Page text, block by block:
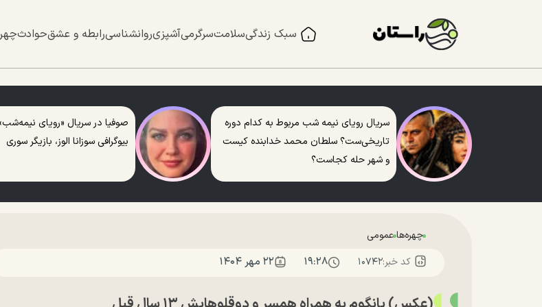
سبک زندگیسلامتسرگرمیآشپزیروانشناسیرابطه و عشقحوادث
سریال رویای نیمه شب مربوط به کدام دوره
تاریخی‌ست؟ سلطان محمد خدابنده کیست
و شهر حله کجاست؟
صوفیا در سریال «رویای
بیوگرافی سوزانا الوز، بازیگر سوری
چهره‌هاعمومی
کد خبر:۱۰۷۴۲ ۱۹:۲۸ ۲۲ مهر ۱۴۰۴